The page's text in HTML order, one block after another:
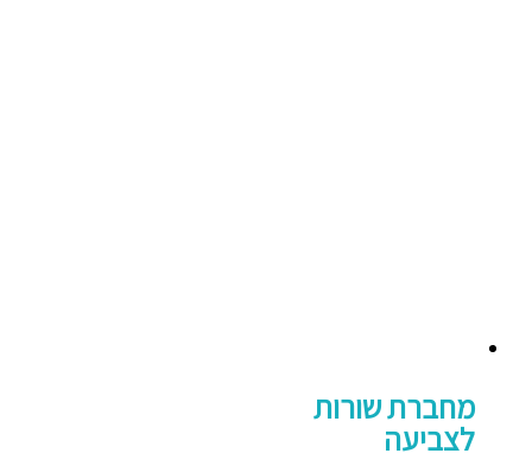
מחברת שורות
לצביעה